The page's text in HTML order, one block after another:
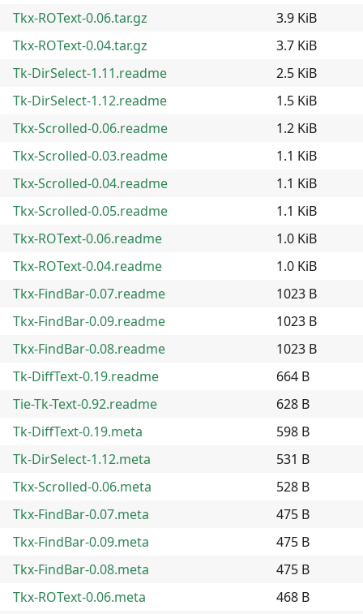
Tkx-ROText-0.06.tar.gz
3.9 KiB
Tkx-ROText-0.04.tar.gz
3.7 KiB
Tk-DirSelect-1.11.readme
2.5 KiB
Tk-DirSelect-1.12.readme
1.5 KiB
Tkx-Scrolled-0.06.readme
1.2 KiB
Tkx-Scrolled-0.03.readme
1.1 KiB
Tkx-Scrolled-0.04.readme
1.1 KiB
Tkx-Scrolled-0.05.readme
1.1 KiB
Tkx-ROText-0.06.readme
1.0 KiB
Tkx-ROText-0.04.readme
1.0 KiB
Tkx-FindBar-0.07.readme
1023 B
Tkx-FindBar-0.09.readme
1023 B
Tkx-FindBar-0.08.readme
1023 B
Tk-DiffText-0.19.readme
664 B
Tie-Tk-Text-0.92.readme
628 B
Tk-DiffText-0.19.meta
598 B
Tk-DirSelect-1.12.meta
531 B
Tkx-Scrolled-0.06.meta
528 B
Tkx-FindBar-0.07.meta
475 B
Tkx-FindBar-0.09.meta
475 B
Tkx-FindBar-0.08.meta
475 B
Tkx-ROText-0.06.meta
468 B